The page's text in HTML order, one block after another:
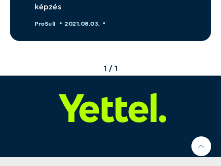
képzés
ProSuli 2021.08.03.
1 / 1